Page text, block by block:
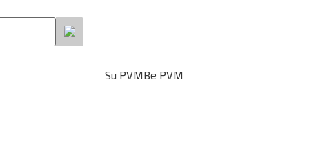
Su PVMBe PVM